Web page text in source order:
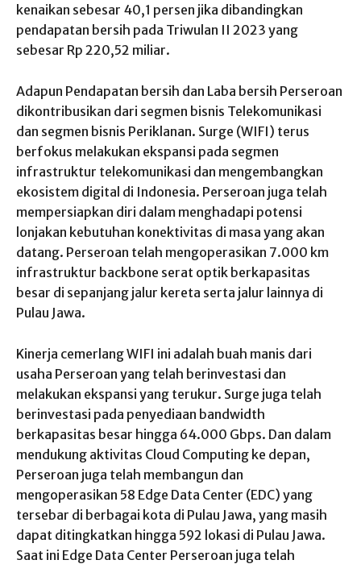
kenaikan sebesar 40,1 persen jika dibandingkan
pendapatan bersih pada Triwulan II 2023 yang
sebesar Rp 220,52 miliar.
Adapun Pendapatan bersih dan Laba bersih Perseroan
dikontribusikan dari segmen bisnis Telekomunikasi
dan segmen bisnis Periklanan. Surge (WIFI) terus
berfokus melakukan ekspansi pada segmen
infrastruktur telekomunikasi dan mengembangkan
ekosistem digital di Indonesia. Perseroan juga telah
mempersiapkan diri dalam menghadapi potensi
lonjakan kebutuhan konektivitas di masa yang akan
datang. Perseroan telah mengoperasikan 7.000 km
infrastruktur backbone serat optik berkapasitas
besar di sepanjang jalur kereta serta jalur lainnya di
Pulau Jawa.
Kinerja cemerlang WIFI ini adalah buah manis dari
usaha Perseroan yang telah berinvestasi dan
melakukan ekspansi yang terukur. Surge juga telah
berinvestasi pada penyediaan bandwidth
berkapasitas besar hingga 64.000 Gbps. Dan dalam
mendukung aktivitas Cloud Computing ke depan,
Perseroan juga telah membangun dan
mengoperasikan 58 Edge Data Center (EDC) yang
tersebar di berbagai kota di Pulau Jawa, yang masih
dapat ditingkatkan hingga 592 lokasi di Pulau Jawa.
Saat ini Edge Data Center Perseroan juga telah